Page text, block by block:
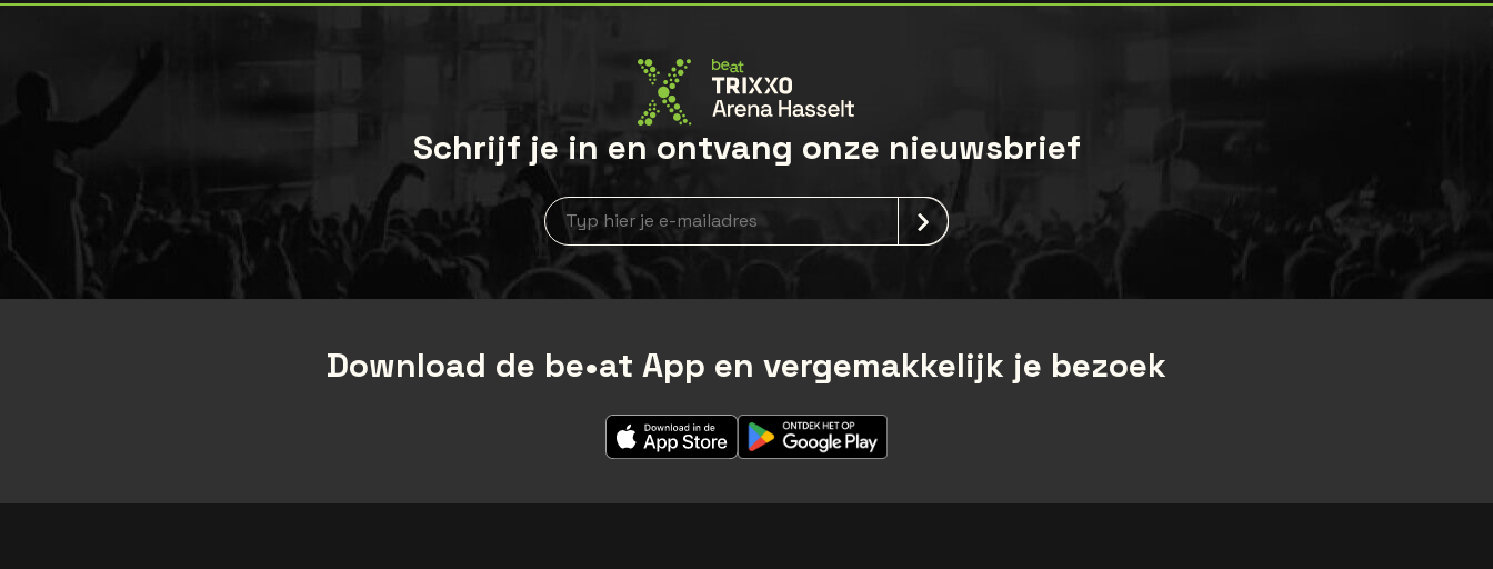
Schrijf je in en ontvang onze nieuwsbrief
Nieuwsbrief aanmelding
Download de be•at App en vergemakkelijk je bezoek